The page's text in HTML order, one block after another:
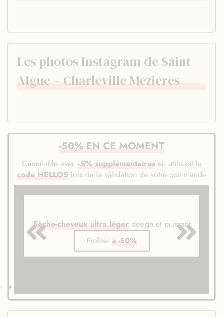
Les photos Instagram de Saint
Algue – Charleville Mezieres
-50% EN CE MOMENT
Cumulable avec -5% supplémentairesen utilisant le
code HELLO5 lors de la validation de votre commande
Sèche-cheveux ultra léger design et puissant
Profiter à -50%